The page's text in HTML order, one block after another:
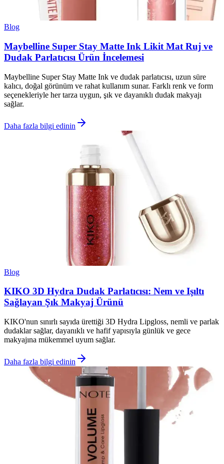
Blog
Maybelline Super Stay Matte Ink Likit Mat Ruj ve
Dudak Parlatıcısı Ürün İncelemesi
Maybelline Super Stay Matte Ink ve dudak parlatıcısı, uzun süre
kalıcı, doğal görünüm ve rahat kullanım sunar. Farklı renk ve form
seçenekleriyle her tarza uygun, şık ve dayanıklı dudak makyajı
sağlar.
Daha fazla bilgi edinin
Blog
KIKO 3D Hydra Dudak Parlatıcısı: Nem ve Işıltı
Sağlayan Şık Makyaj Ürünü
KIKO'nun sınırlı sayıda ürettiği 3D Hydra Lipgloss, nemli ve parlak
dudaklar sağlar, dayanıklı ve hafif yapısıyla günlük ve gece
makyajına mükemmel uyum sağlar.
Daha fazla bilgi edinin